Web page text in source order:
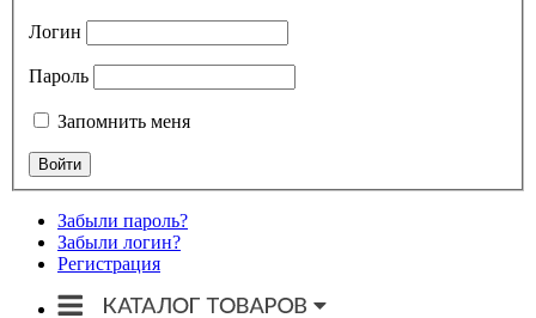
Логин
Пароль
Запомнить меня
Забыли пароль?
Забыли логин?
Регистрация